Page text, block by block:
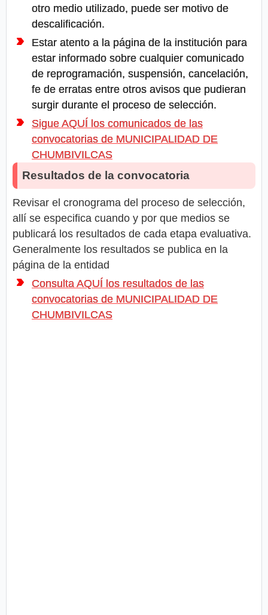
otro medio utilizado, puede ser motivo de
descalificación.
Estar atento a la página de la institución para
estar informado sobre cualquier comunicado
de reprogramación, suspensión, cancelación,
fe de erratas entre otros avisos que pudieran
surgir durante el proceso de selección.
Sigue AQUÍ los comunicados de las
convocatorias de MUNICIPALIDAD DE
CHUMBIVILCAS
Resultados de la convocatoria
Revisar el cronograma del proceso de selección,
allí se especifica cuando y por que medios se
publicará los resultados de cada etapa evaluativa.
Generalmente los resultados se publica en la
página de la entidad
Consulta AQUÍ los resultados de las
convocatorias de MUNICIPALIDAD DE
CHUMBIVILCAS